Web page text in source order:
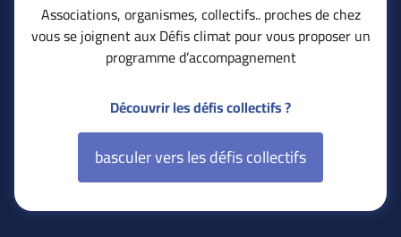
Associations, organismes, collectifs.. proches de chez
vous se joignent aux Défis climat pour vous proposer un
programme d’accompagnement
Découvrir les défis collectifs ?
basculer vers les défis collectifs